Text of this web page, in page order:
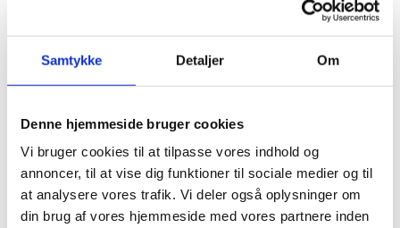
Samtykke Detaljer Om
Denne hjemmeside bruger cookies
Vi bruger cookies til at tilpasse vores indhold og
annoncer, til at vise dig funktioner til sociale medier og til
at analysere vores trafik. Vi deler også oplysninger om
din brug af vores hjemmeside med vores partnere inden
Prisen er 175 kr. for middagen pr. person og 50 kr. for
dessert. Dessert og kaffe kan købes efter maden. Børn til og
med 3 år betaler ikke.
Ankom gerne ca. 20 minutter før, så du kan få noget at drikke
og finde en plads ved langbordet, inden maden serveres.
Vi kan ikke tilpasse maden eller garantere veganske, mælkefri
eller glutenfri muligheder.
Der tages forbehold for ændringer i menuen.